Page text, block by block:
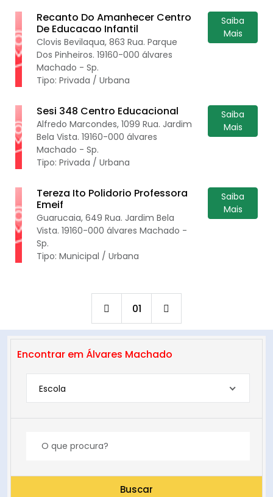
Recanto Do Amanhecer Centro
De Educacao Infantil
Clovis Bevilaqua, 863 Rua. Parque
Dos Pinheiros. 19160-000 álvares
Machado - Sp.
Tipo: Privada / Urbana
Saiba
Mais
Sesi 348 Centro Educacional
Alfredo Marcondes, 1099 Rua. Jardim
Bela Vista. 19160-000 álvares
Machado - Sp.
Tipo: Privada / Urbana
Saiba
Mais
Tereza Ito Polidorio Professora
Emeif
Guarucaia, 649 Rua. Jardim Bela
Vista. 19160-000 álvares Machado -
Sp.
Tipo: Municipal / Urbana
Saiba
Mais
01
Encontrar em Álvares Machado
Escola
Buscar